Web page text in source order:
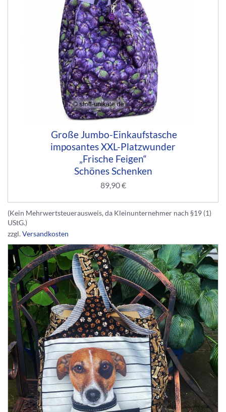
Große Jumbo-Einkaufstasche
imposantes XXL-Platzwunder
„Frische Feigen“
Schönes Schenken
89,90€
(Kein Mehrwertsteuerausweis, da Kleinunternehmer nach §19 (1)
UStG.)
zzgl.Versandkosten